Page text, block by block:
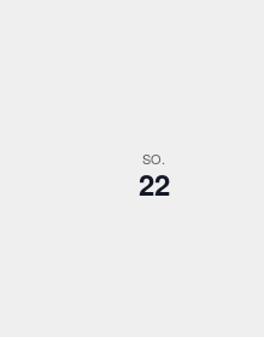
SO.
22